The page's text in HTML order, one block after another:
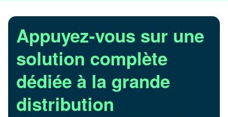
Appuyez-vous sur une
solution complète
dédiée à la grande
distribution